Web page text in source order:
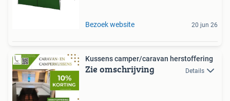
Bezoek website 20 jun 26
Kussens camper/caravan herstoffering
Zie omschrijving Details